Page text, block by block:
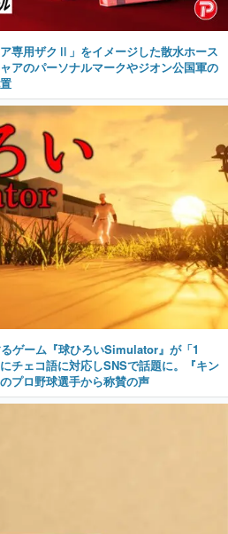
専用ザクⅡ」をイメージした散水ホース
アのパーソナルマークやジオン公国軍の
ゲーム『球ひろいSimulator』が「1
チェコ語に対応しSNSで話題に。『キン
プロ野球選手から称賛の声